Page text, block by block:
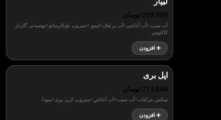
269,000 تومان
آب سیب+آب آناناس+آب پرتقال+لیمو +سیروپ بلوکارسائو+نوشیدنی گازدار
کاکتوس
➕ افزودن
اپل بری
273,000 تومان
‌میکس مرکبات+آب سیب+آب آناناس+سیروپ کرن بری+سودا
➕ افزودن